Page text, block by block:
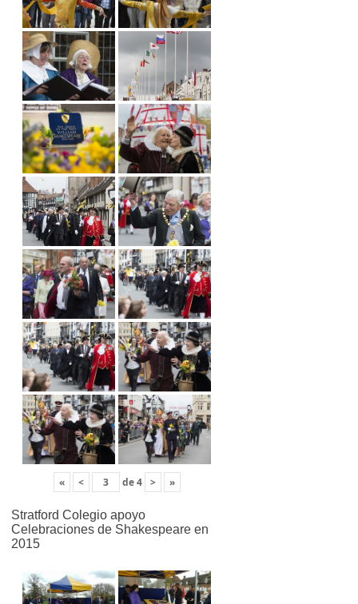
« < de4 > »
Stratford Colegio apoyo
Celebraciones de Shakespeare en
2015